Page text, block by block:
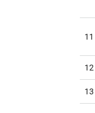
11
12
13